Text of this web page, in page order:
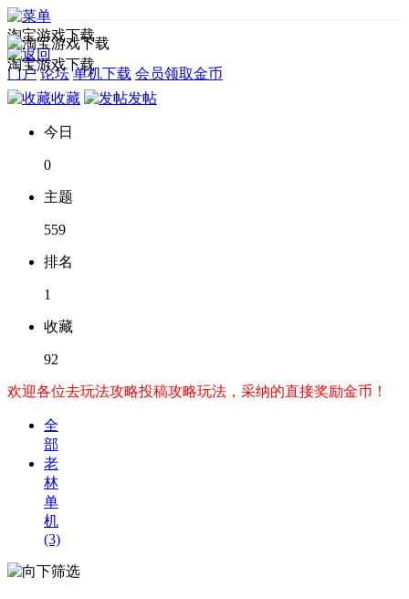
淘宝游戏下载
门户 论坛 单机下载 会员领取金币
淘宝游戏下载
收藏 发帖
今日
0
主题
559
排名
1
收藏
92
欢迎各位去玩法攻略投稿攻略玩法，采纳的直接奖励金币！
全
部
老
林
单
机
(3)
筛选